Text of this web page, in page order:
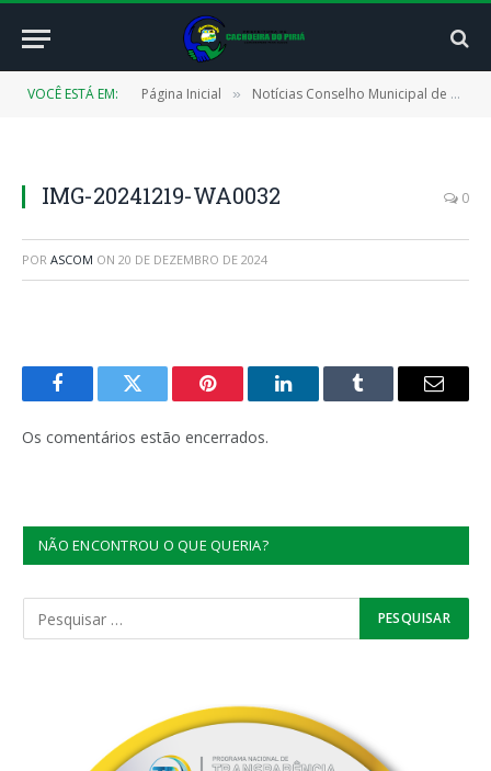
VOCÊ ESTÁ EM: Página Inicial » Notícias Conselho Municipal de Educação (CMECAP)
IMG-20241219-WA0032 0
POR ASCOM ON 20 DE DEZEMBRO DE 2024
FacebookTwitter Pinterest LinkedInTumblr
E-
Os comentários estão encerrados.
NÃO ENCONTROU O QUE QUERIA?